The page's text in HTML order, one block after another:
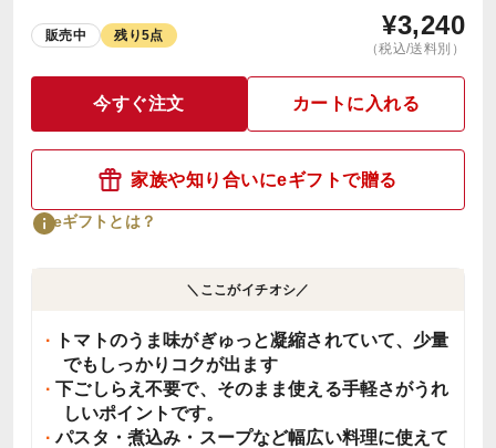
販売中 残り5点 ¥3,240
（税込/送料別）
今すぐ注文 カートに入れる
家族や知り合いにeギフトで贈る
eギフトとは？
＼ここがイチオシ／
トマトのうま味がぎゅっと凝縮されていて、少量
でもしっかりコクが出ます
下ごしらえ不要で、そのまま使える手軽さがうれ
しいポイントです。
パスタ・煮込み・スープなど幅広い料理に使えて